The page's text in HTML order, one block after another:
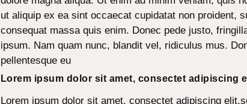
ut aliquip ex ea sint occaecat cupidatat non proident,
consequat massa quis enim. Donec pede justo,
ipsum. Nam quam nunc, blandit vel, ridiculus mus.
pellentesque eu
Lorem ipsum dolor sit amet, consectet adipiscing
Lorem ipsum dolor sit amet, consectet adipiscing